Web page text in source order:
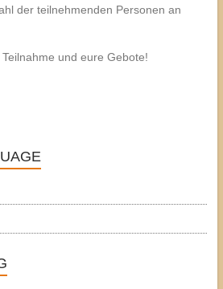
der teilnehmenden Personen an
und eure Gebote!